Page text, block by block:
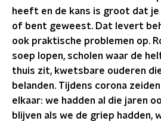
heeft en de kans is groot dat
of bent geweest. Dat levert
ook praktische problemen op.
soep lopen, scholen waar de
thuis zit, kwetsbare ouderen
belanden. Tijdens corona
elkaar: we hadden al die jaren
blijven als we de griep hadden,